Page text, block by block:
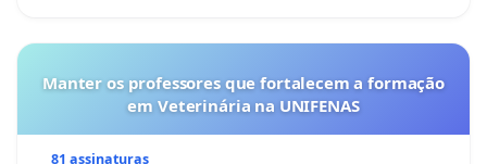
Manter os professores que fortalecem a formação
em Veterinária na UNIFENAS
81 assinaturas